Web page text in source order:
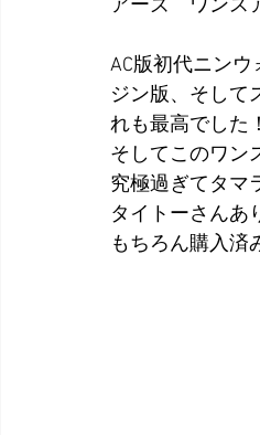
アーズ　ワンス
AC版初代ニンウ
ジン版、そして
れも最高でした！
そしてこのワン
究極過ぎてタマ
タイトーさんあ
もちろん購入済